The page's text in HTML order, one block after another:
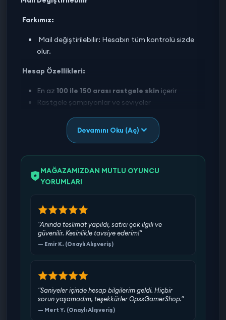
Farkımız:
Mail değiştirilebilir: Hesabın tüm kontrolü sizde
olur.
Hesap Özellikleri:
En az 100 ile 150 arası rastgele skin içerir
Rastgele şampiyonlar ve seviyeler
TR sunucudur.
Smurf arayanlar, koleksiyon yapanlar ya da sürpriz
hesap isteyenler için birebir!
Hesap bilgileri değişebildiği için teslimattan sonra
maili değişen olduğu için bu teslimat sonrası
firmamızı korumayı amaçlar)
Tüm sorularınız için canlı destek üzerinden iletişime
geçebilirsiniz.
Devamını Oku (Aç)
MAĞAZAMIZDAN MUTLU OYUNCU
YORUMLARI
"Anında teslimat yapıldı, satıcı çok ilgili ve
güvenilir. Kesinlikle tavsiye ederim!"
— Emir K. (Onaylı Alışveriş)
"Saniyeler içinde hesap bilgilerim geldi. Hiçbir
sorun yaşamadım, teşekkürler OpssGamerShop."
— Mert Y. (Onaylı Alışveriş)